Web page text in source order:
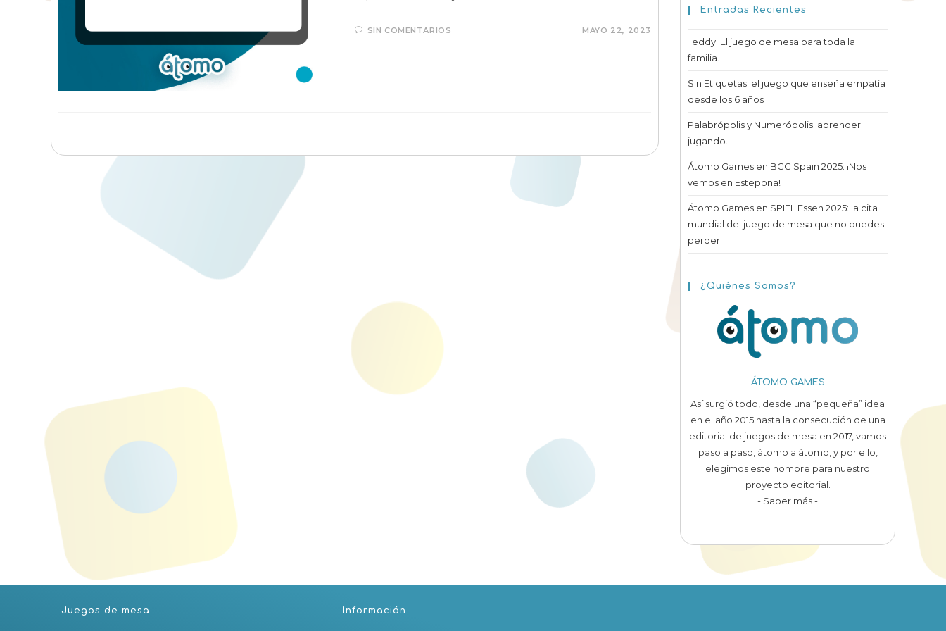
SIN COMENTARIOS MAYO 22, 2023
Entradas Recientes
Teddy: El juego de mesa para toda la
familia.
Sin Etiquetas: el juego que enseña empatía
desde los 6 años
Palabrópolis y Numerópolis: aprender
jugando.
Átomo Games en BGC Spain 2025: ¡Nos
vemos en Estepona!
Átomo Games en SPIEL Essen 2025: la cita
mundial del juego de mesa que no puedes
perder.
¿Quiénes Somos?
ÁTOMO GAMES
Así surgió todo, desde una “pequeña” idea
en el año 2015 hasta la consecución de una
editorial de juegos de mesa en 2017, vamos
paso a paso, átomo a átomo, y por ello,
elegimos este nombre para nuestro
proyecto editorial.
- Saber más -
Juegos de mesa Información